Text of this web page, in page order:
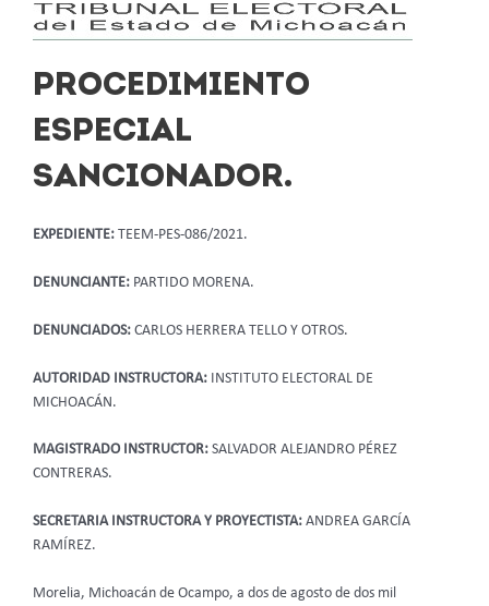
PROCEDIMIENTO
ESPECIAL
SANCIONADOR.
EXPEDIENTE: TEEM-PES-086/2021.
DENUNCIANTE: PARTIDO MORENA.
DENUNCIADOS: CARLOS HERRERA TELLO Y OTROS.
AUTORIDAD INSTRUCTORA:
INSTITUTO ELECTORAL DE
MICHOACÁN.
MAGISTRADO INSTRUCTOR: SALVADOR ALEJANDRO PÉREZ
CONTRERAS.
SECRETARIA INSTRUCTORA Y PROYECTISTA: ANDREA GARCÍA
RAMÍREZ.
Morelia, Michoacán de Ocampo, a dos de agosto de dos mil